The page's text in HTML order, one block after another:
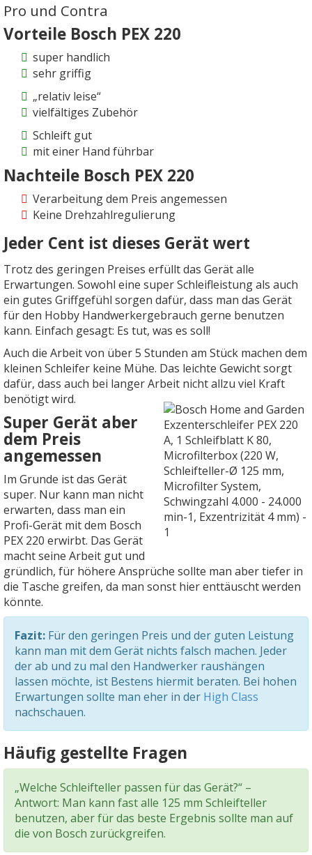
Pro und Contra
Vorteile Bosch PEX 220
super handlich
sehr griffig
„relativ leise“
vielfältiges Zubehör
Schleift gut
mit einer Hand führbar
Nachteile Bosch PEX 220
Verarbeitung dem Preis angemessen
Keine Drehzahlregulierung
Jeder Cent ist dieses Gerät wert
Trotz des geringen Preises erfüllt das Gerät alle
Erwartungen. Sowohl eine super Schleifleistung als auch
ein gutes Griffgefühl sorgen dafür, dass man das Gerät
für den Hobby Handwerkergebrauch gerne benutzen
kann. Einfach gesagt: Es tut, was es soll!
Auch die Arbeit von über 5 Stunden am Stück machen dem
kleinen Schleifer keine Mühe. Das leichte Gewicht sorgt
dafür, dass auch bei langer Arbeit nicht allzu viel Kraft
benötigt wird.
Super Gerät aber
dem Preis
angemessen
Im Grunde ist das Gerät
super. Nur kann man nicht
erwarten, dass man ein
Profi-Gerät mit dem Bosch
PEX 220 erwirbt. Das Gerät
macht seine Arbeit gut und
gründlich, für höhere Ansprüche sollte man aber tiefer in
die Tasche greifen, da man sonst hier enttäuscht werden
könnte.
Fazit: Für den geringen Preis und der guten Leistung
kann man mit dem Gerät nichts falsch machen. Jeder
der ab und zu mal den Handwerker raushängen
lassen möchte, ist Bestens hiermit beraten. Bei hohen
Erwartungen sollte man eher in der High Class
nachschauen.
Häufig gestellte Fragen
„Welche Schleifteller passen für das Gerät?“ –
Antwort: Man kann fast alle 125 mm Schleifteller
benutzen, aber für das beste Ergebnis sollte man auf
die von Bosch zurückgreifen.